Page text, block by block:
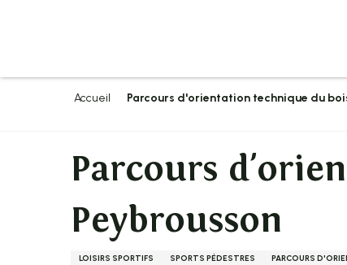
Accueil Parcours d'orientation technique du
Parcours
Peybrousson
LOISIRS SPORTIFS SPORTS PÉDESTRES PARCOURS